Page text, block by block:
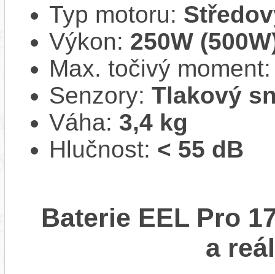
Typ motoru:
Výkon: 250W
Max. točivý
Senzory: Tlakový
Váha: 3,4 kg
Hlučnost: < 55 dB
Baterie EEL Pro
a